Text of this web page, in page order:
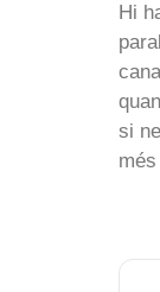
Hi
si